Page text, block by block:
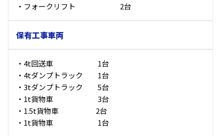
・フォークリフト 2台
保有工事車両
・4t回送車 1台
・4tダンプトラック 1台
・3tダンプトラック 5台
・1t貨物車 3台
・1.5t貨物車 2台
・1t貨物車 1台